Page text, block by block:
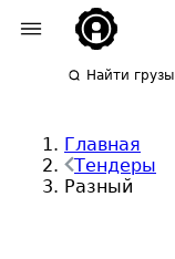
Найти грузы
Главная
Тендеры
Разный